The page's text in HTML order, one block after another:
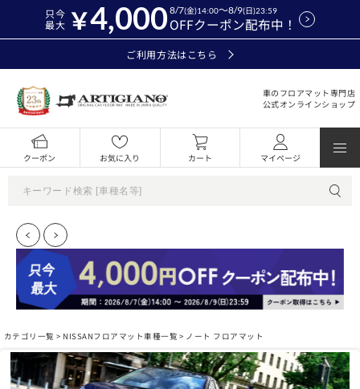
只今
最大
4,000OFFクーポン配布中！
8/7(金)14:00～8/9(日)23:59
ご利用方法はこちら
車のフロアマット専門店
公式オンラインショップ
クーポン お気に入り カート マイページ
カテゴリ一覧 > NISSANフロアマット車種一覧 > ノート フロアマット